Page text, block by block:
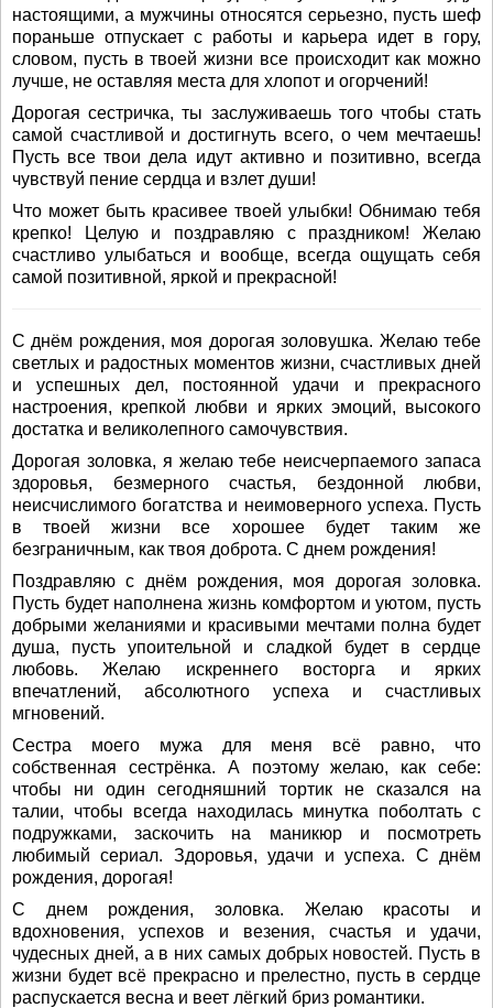
настоящими, а мужчины относятся серьезно, пусть шеф
пораньше отпускает с работы и карьера идет в гору,
словом, пусть в твоей жизни все происходит как можно
лучше, не оставляя места для хлопот и огорчений!
Дорогая сестричка, ты заслуживаешь того чтобы стать
самой счастливой и достигнуть всего, о чем мечтаешь!
Пусть все твои дела идут активно и позитивно, всегда
чувствуй пение сердца и взлет души!
Что может быть красивее твоей улыбки! Обнимаю тебя
крепко! Целую и поздравляю с праздником! Желаю
счастливо улыбаться и вообще, всегда ощущать себя
самой позитивной, яркой и прекрасной!
С днём рождения, моя дорогая золовушка. Желаю тебе
светлых и радостных моментов жизни, счастливых дней
и успешных дел, постоянной удачи и прекрасного
настроения, крепкой любви и ярких эмоций, высокого
достатка и великолепного самочувствия.
Дорогая золовка, я желаю тебе неисчерпаемого запаса
здоровья, безмерного счастья, бездонной любви,
неисчислимого богатства и неимоверного успеха. Пусть
в твоей жизни все хорошее будет таким же
безграничным, как твоя доброта. С днем рождения!
Поздравляю с днём рождения, моя дорогая золовка.
Пусть будет наполнена жизнь комфортом и уютом, пусть
добрыми желаниями и красивыми мечтами полна будет
душа, пусть упоительной и сладкой будет в сердце
любовь. Желаю искреннего восторга и ярких
впечатлений, абсолютного успеха и счастливых
мгновений.
Сестра моего мужа для меня всё равно, что
собственная сестрёнка. А поэтому желаю, как себе:
чтобы ни один сегодняшний тортик не сказался на
талии, чтобы всегда находилась минутка поболтать с
подружками, заскочить на маникюр и посмотреть
любимый сериал. Здоровья, удачи и успеха. С днём
рождения, дорогая!
С днем рождения, золовка. Желаю красоты и
вдохновения, успехов и везения, счастья и удачи,
чудесных дней, а в них самых добрых новостей. Пусть в
жизни будет всё прекрасно и прелестно, пусть в сердце
распускается весна и веет лёгкий бриз романтики.